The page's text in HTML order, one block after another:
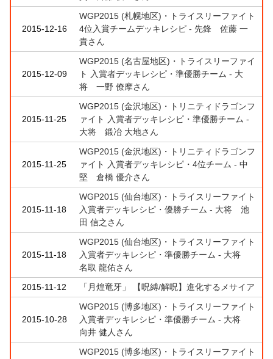
2015-12-16
WGP2015 (札幌地区)・トライスリーファイト
4位入賞チームデッキレシピ - 先鋒 佐藤 一
貴さん
2015-12-09
WGP2015 (名古屋地区)・トライスリーファイ
ト 入賞者デッキレシピ・準優勝チーム - 大
将 一野 僚摩さん
2015-11-25
WGP2015 (金沢地区)・トリニティドラゴンフ
ァイト 入賞者デッキレシピ・準優勝チーム -
大将 鍛冶 大地さん
2015-11-25
WGP2015 (金沢地区)・トリニティドラゴンフ
ァイト 入賞者デッキレシピ・4位チーム - 中
堅 倉橋 優介さん
2015-11-18
WGP2015 (仙台地区)・トライスリーファイト
入賞者デッキレシピ・優勝チーム - 大将 池
田 信之さん
2015-11-18
WGP2015 (仙台地区)・トライスリーファイト
入賞者デッキレシピ・準優勝チーム - 大将
名取 龍佑さん
2015-11-12
「月煌竜牙」 【呪縛/解呪】進化するメサイア
2015-10-28
WGP2015 (博多地区)・トライスリーファイト
入賞者デッキレシピ・準優勝チーム - 大将
向井 健人さん
WGP2015 (博多地区)・トライスリーファイト